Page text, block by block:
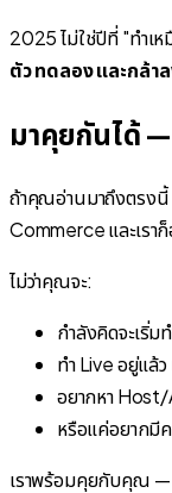
2025 ไม่ใช่ปีที่ "ทำเห
ตัว ทดลอง และกล้า
มาคุยกันได้
ถ้าคุณอ่านมาถึงตรง
Commerce และเร
ไม่ว่าคุณจะ:
กำลังคิดจะเริ่ม
ทำ Live อยู่แล้
อยากหา
หรือแค่อยากมี
เราพร้อมคุยกับคุณ —